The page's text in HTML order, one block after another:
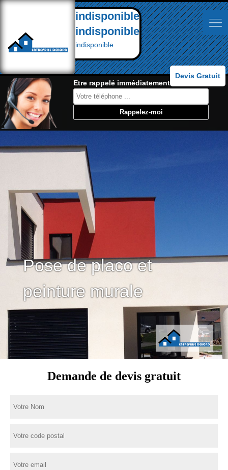
indisponible
indisponible
indisponible
Devis Gratuit
Etre rappelé immédiatement:
Pose de placo et
peinture murale
Demande de devis gratuit